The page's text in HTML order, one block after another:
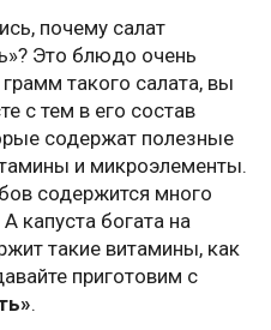
почему салат
Это блюдо очень
такого салата, вы
с тем в его состав
содержат полезные
и микроэлементы.
содержится много
капуста богата на
такие витамины, как
приготовим с
.